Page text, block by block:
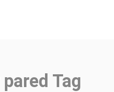
pared Tag